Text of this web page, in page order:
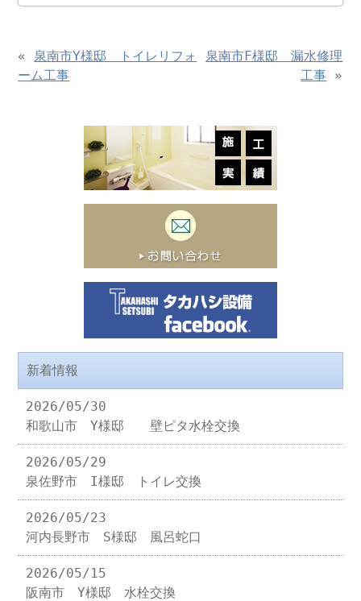
« 泉南市Y様邸 トイレリフォ
ーム工事
泉南市F様邸 漏水修理
工事 »
新着情報
2026/05/30
和歌山市 Y様邸 壁ピタ水栓交換
2026/05/29
泉佐野市 I様邸 トイレ交換
2026/05/23
河内長野市 S様邸 風呂蛇口
2026/05/15
阪南市 Y様邸 水栓交換